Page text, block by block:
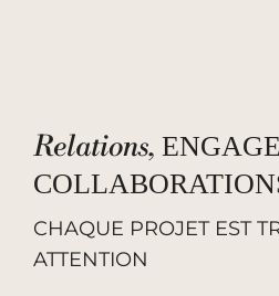
Relations,
CHAQUE PROJET EST
ATTENTION